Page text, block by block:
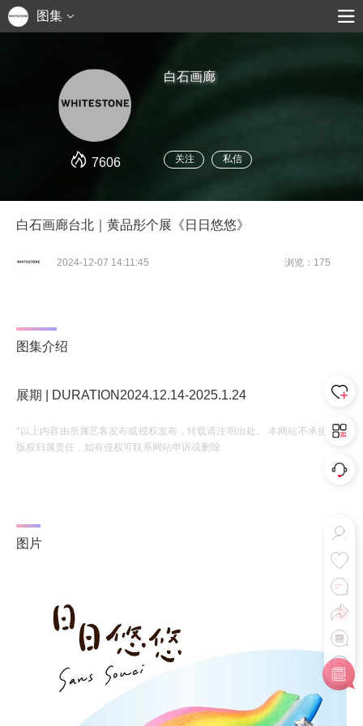
图集
7606
白石画廊
关注 私信
白石画廊台北｜黄品彤个展《日日悠悠》
2024-12-07 14:11:45 浏览：175
图集介绍
展期 | DURATION2024.12.14-2025.1.24
*以上内容由所属艺客发布或授权发布，转载请注明出处。 本网站不承担相应
版权归属责任，如有侵权可联系网站申诉或删除
图片